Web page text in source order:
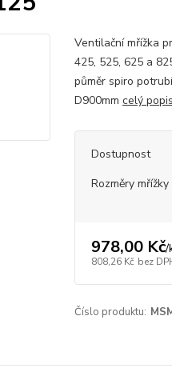
Ventilační mřížka
425, 525, 625 a
půměr spiro
D900mm celý popis
Dostupnost
Rozměry mřížky
978,00 Kč/
808,26 Kč bez
Číslo produktu: